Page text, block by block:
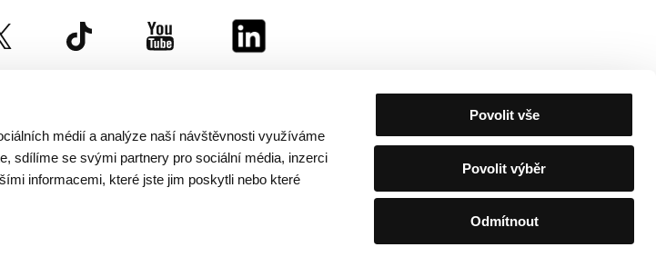
médií a analýze naší návštěvnosti využíváme
sdílíme se svými partnery pro sociální média, inzerci
informacemi, které jste jim poskytli nebo které
Povolit vše
Povolit výběr
Odmítnout
která zastřešuje i další projekty: